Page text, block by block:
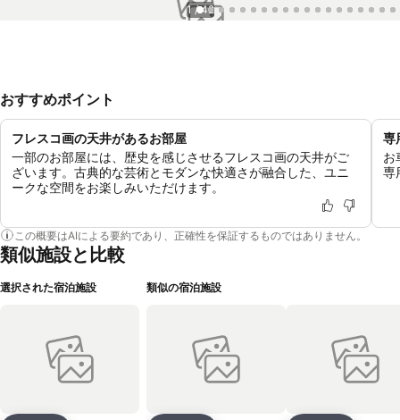
1 / 42
おすすめポイント
フレスコ画の天井があるお部屋
一部のお部屋には、歴史を感じさせるフレスコ画の天井がご
ざいます。古典的な芸術とモダンな快適さが融合した、ユニ
ークな空間をお楽しみいただけます。
専
お
専
この概要はAIによる要約であり、正確性を保証するものではありません。
類似施設と比較
選択された宿泊施設 類似の宿泊施設